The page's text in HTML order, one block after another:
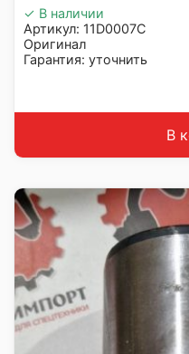
✓ В наличии
Артикул: 11D0007C
Оригинал
Гарантия: уточнить
В